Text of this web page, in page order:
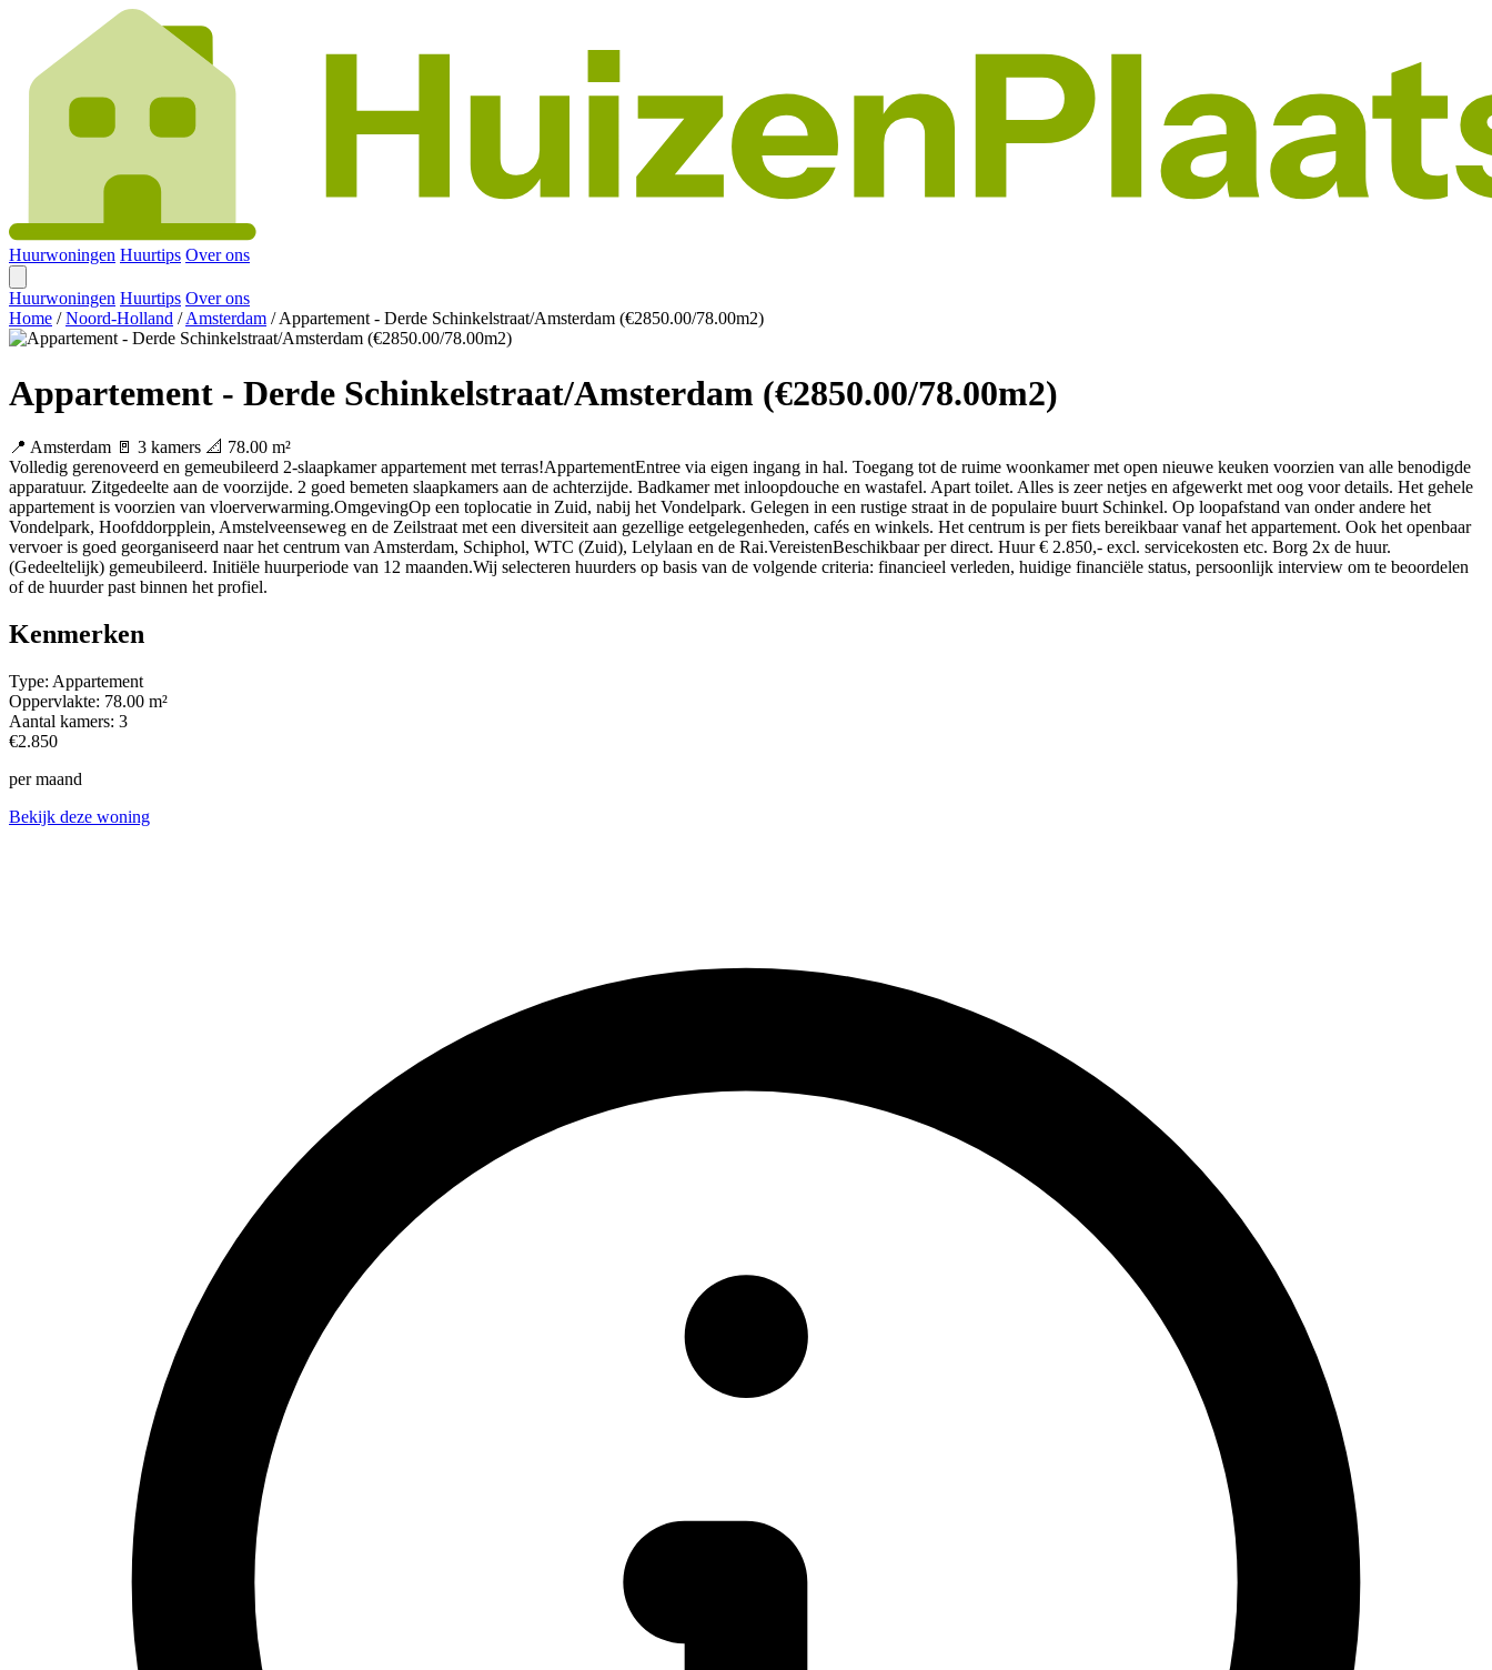
Huurwoningen Huurtips Over ons
Huurwoningen Huurtips Over ons
Home / Noord-Holland /Amsterdam /Appartement - Derde Schinkelstraat/Amsterdam (€2850.00/78.00m2)
Appartement - Derde Schinkelstraat/Amsterdam (€2850.00/78.00m2)
📍 Amsterdam 🚪 3 kamers 📐 78.00 m²
Volledig gerenoveerd en gemeubileerd 2-slaapkamer appartement met terras!AppartementEntree via eigen ingang in hal. Toegang tot de ruime woonkamer met open nieuwe keuken voorzien van alle benodigde
apparatuur. Zitgedeelte aan de voorzijde. 2 goed bemeten slaapkamers aan de achterzijde. Badkamer met inloopdouche en wastafel. Apart toilet. Alles is zeer netjes en afgewerkt met oog voor details. Het gehele
appartement is voorzien van vloerverwarming.OmgevingOp een toplocatie in Zuid, nabij het Vondelpark. Gelegen in een rustige straat in de populaire buurt Schinkel. Op loopafstand van onder andere het
Vondelpark, Hoofddorpplein, Amstelveenseweg en de Zeilstraat met een diversiteit aan gezellige eetgelegenheden, cafés en winkels. Het centrum is per fiets bereikbaar vanaf het appartement. Ook het openbaar
vervoer is goed georganiseerd naar het centrum van Amsterdam, Schiphol, WTC (Zuid), Lelylaan en de Rai.VereistenBeschikbaar per direct. Huur € 2.850,- excl. servicekosten etc. Borg 2x de huur.
(Gedeeltelijk) gemeubileerd. Initiële huurperiode van 12 maanden.Wij selecteren huurders op basis van de volgende criteria: financieel verleden, huidige financiële status, persoonlijk interview om te beoordelen
of de huurder past binnen het profiel.
Kenmerken
Type: Appartement
Oppervlakte: 78.00 m²
Aantal kamers: 3
€2.850
per maand
Bekijk deze woning